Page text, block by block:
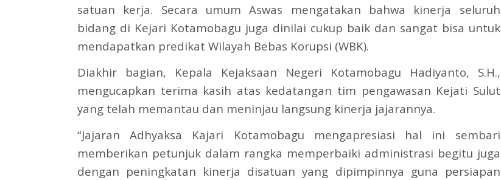
satuan kerja. Secara umum Aswas mengatakan bahwa kinerja seluruh
bidang di Kejari Kotamobagu juga dinilai cukup baik dan sangat bisa untuk
mendapatkan predikat Wilayah Bebas Korupsi (WBK).
Diakhir bagian, Kepala Kejaksaan Negeri Kotamobagu Hadiyanto, S.H.,
mengucapkan terima kasih atas kedatangan tim pengawasan Kejati Sulut
yang telah memantau dan meninjau langsung kinerja jajarannya.
“Jajaran Adhyaksa Kajari Kotamobagu mengapresiasi hal ini sembari
memberikan petunjuk dalam rangka memperbaiki administrasi begitu juga
dengan peningkatan kinerja disatuan yang dipimpinnya guna persiapan